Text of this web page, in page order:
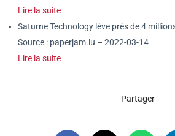
Lire la suite
Saturne Technology lève près de 4
Source : paperjam.lu – 2022-03-14
Lire la suite
Partager